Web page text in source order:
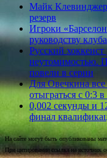
Майк Клевинджер
резерв
Игроки
руководству клуба
Русский
неутомимостью.
повели в серии
Для Овечкина
отыграться с
0,002 секунды и
финал
На сайте могут быть опубликованы
При цитировании ссылка на источник